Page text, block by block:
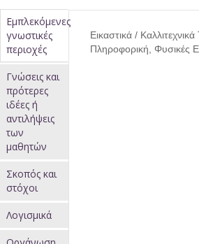
Κατακόρυφες
καρτέλες
Εμπλεκόμενες
γνωστικές
περιοχές
(ενεργή
καρτέλα)
Γνώσεις και
πρότερες
ιδέες ή
αντιλήψεις
των
μαθητών
Σκοπός και
στόχοι
Λογισμικά
Εικαστικά / Καλλιτεχνικά
Πληροφορική, Φυσικές